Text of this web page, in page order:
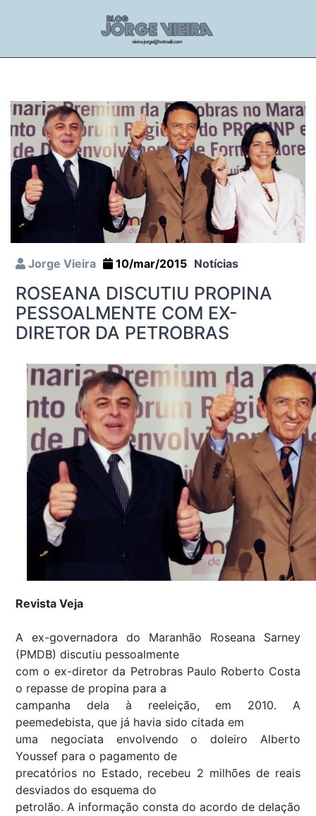
Jorge Vieira 10/mar/2015 Notícias
ROSEANA DISCUTIU PROPINA
PESSOALMENTE COM EX-
DIRETOR DA PETROBRAS
Revista Veja
A ex-governadora do Maranhão Roseana Sarney
(PMDB) discutiu pessoalmente
com o ex-diretor da Petrobras Paulo Roberto Costa
o repasse de propina para a
campanha dela à reeleição, em 2010. A
peemedebista, que já havia sido citada em
uma negociata envolvendo o doleiro Alberto
Youssef para o pagamento de
precatórios no Estado, recebeu 2 milhões de reais
desviados do esquema do
petrolão. A informação consta do acordo de delação